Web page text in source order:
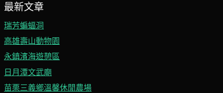
最新文章
瑞芳蝙蝠洞
高雄壽山動物園
永鎮濱海遊憩區
日月潭文武廟
苗栗三義鄉溫馨休閒農場